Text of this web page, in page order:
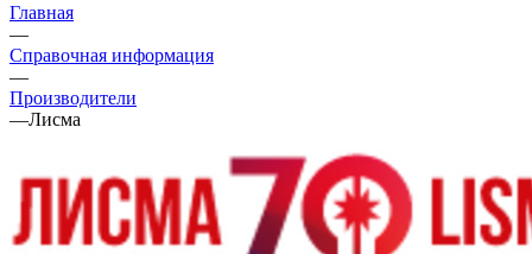
Главная
—
Справочная информация
—
Производители
—Лисма